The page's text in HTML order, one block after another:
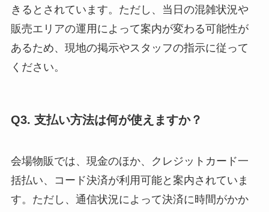
きるとされています。ただし、当日の混雑状況や
販売エリアの運用によって案内が変わる可能性が
あるため、現地の掲示やスタッフの指示に従って
ください。
Q3. 支払い方法は何が使えますか？
会場物販では、現金のほか、クレジットカード一
括払い、コード決済が利用可能と案内されていま
す。ただし、通信状況によって決済に時間がかか